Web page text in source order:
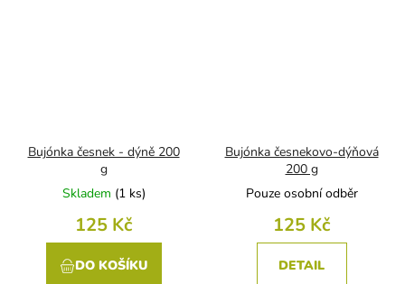
Bujónka česnek - dýně 200
g
Skladem (1 ks)
125 Kč
DO KOŠÍKU
Bujónka česnekovo-dýňová
200 g
Pouze osobní odběr
125 Kč
DETAIL